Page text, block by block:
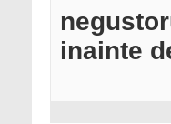
inainte